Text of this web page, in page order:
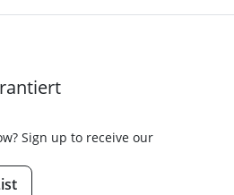
Sign up to receive our